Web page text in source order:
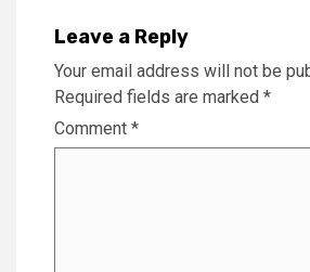
Leave a Reply
Your email address will not be
Required fields are marked *
Comment *